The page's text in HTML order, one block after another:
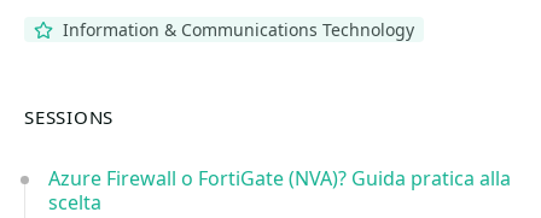
Information & Communications Technology
SESSIONS
Azure Firewall o FortiGate (NVA)? Guida pratica alla
scelta